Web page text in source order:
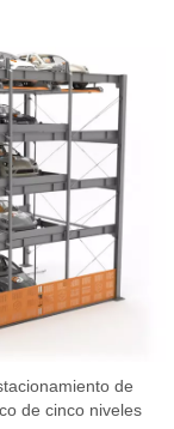
estacionamiento de
de
de cinco niveles